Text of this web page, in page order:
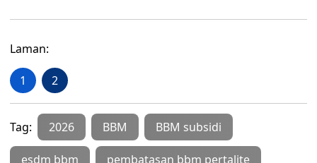
Laman:
1 2
Tag: 2026 BBM BBM subsidi
esdm bbm pembatasan bbm pertalite